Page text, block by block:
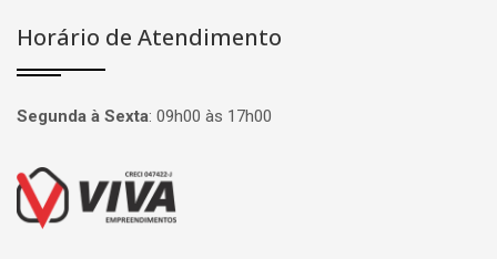
Horário de Atendimento
Segunda à Sexta: 09h00 às 17h00
Página inicial